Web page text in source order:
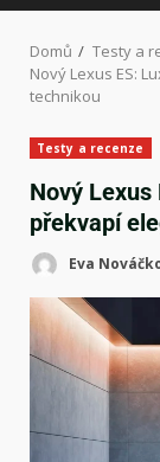
Domů
Testy a
Nový Lexus ES:
technikou
Testy a recenze
Nový Lexus
překvapí
Eva